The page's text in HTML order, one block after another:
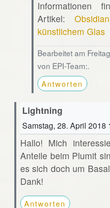
Informationen
Artikel:
künstlichem Glas
Bearbeitet am
von EPI-Team:.
Antworten
Lightning
Samstag, 28. April 2018
Hallo! Mich
Anteile beim Plumit
es sich doch um
Dank!
Antworten